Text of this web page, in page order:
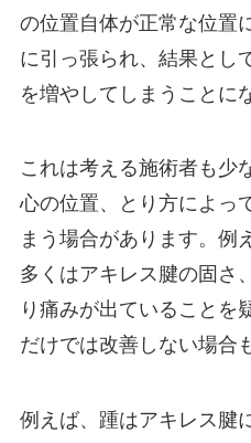
の位置自体が正常な位置
に引っ張られ、結果とし
を増やしてしまうことに
これは考える施術者も少
心の位置、とり方によっ
まう場合があります。例
多くはアキレス腱の固さ
り痛みが出ていることを
だけでは改善しない場合
例えば、踵はアキレス腱